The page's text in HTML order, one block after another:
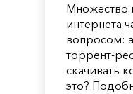
Множество
интернета
вопросом:
торрент-
скачивать
это?